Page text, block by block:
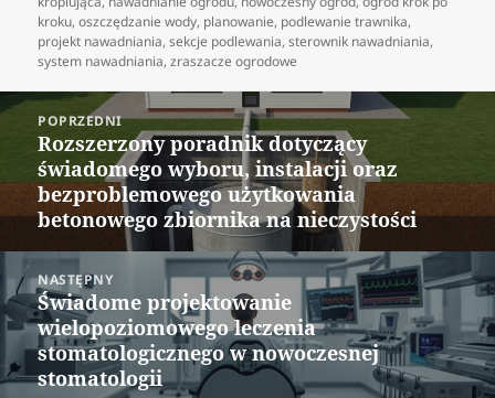
kroku,oszczędzanie wody, planowanie, podlewanie trawnika,
projekt nawadniania,sekcje podlewania,sterownik nawadniania,
system nawadniania,zraszacze ogrodowe
Nawigacja
wpisuPOPRZEDNI
Poprzedni
wpis:
Rozszerzony poradnik dotyczący
świadomego wyboru, instalacji oraz
bezproblemowego użytkowania
betonowego zbiornika na nieczystości
NASTĘPNY
Następny
wpis:
Świadome projektowanie
wielopoziomowego leczenia
stomatologicznego w nowoczesnej
stomatologii